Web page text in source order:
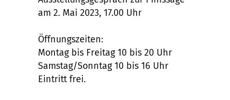
am 2. Mai 2023, 17.00 Uhr
Öffnungszeiten:
Montag bis Freitag 10 bis 20 Uhr
Samstag/Sonntag 10 bis 16 Uhr
Eintritt frei.